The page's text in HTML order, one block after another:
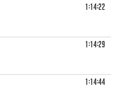
1:14:22
1:14:29
1:14:44